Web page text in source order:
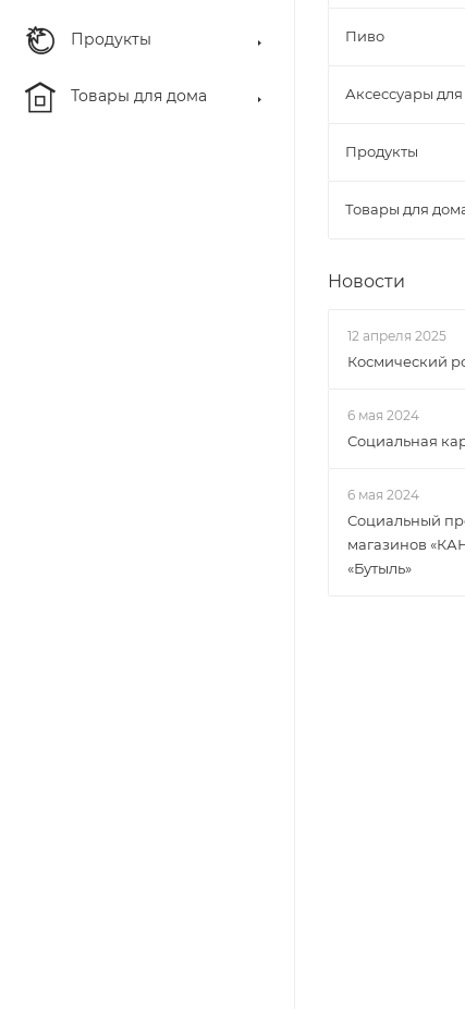
Продукты
Товары для дома
Пиво
Аксессуары
Продукты
Товары для
Новости
12 апреля 2025
Космический
6 мая 2024
Социальная
6 мая 2024
Социальный
магазинов
«Бутыль»